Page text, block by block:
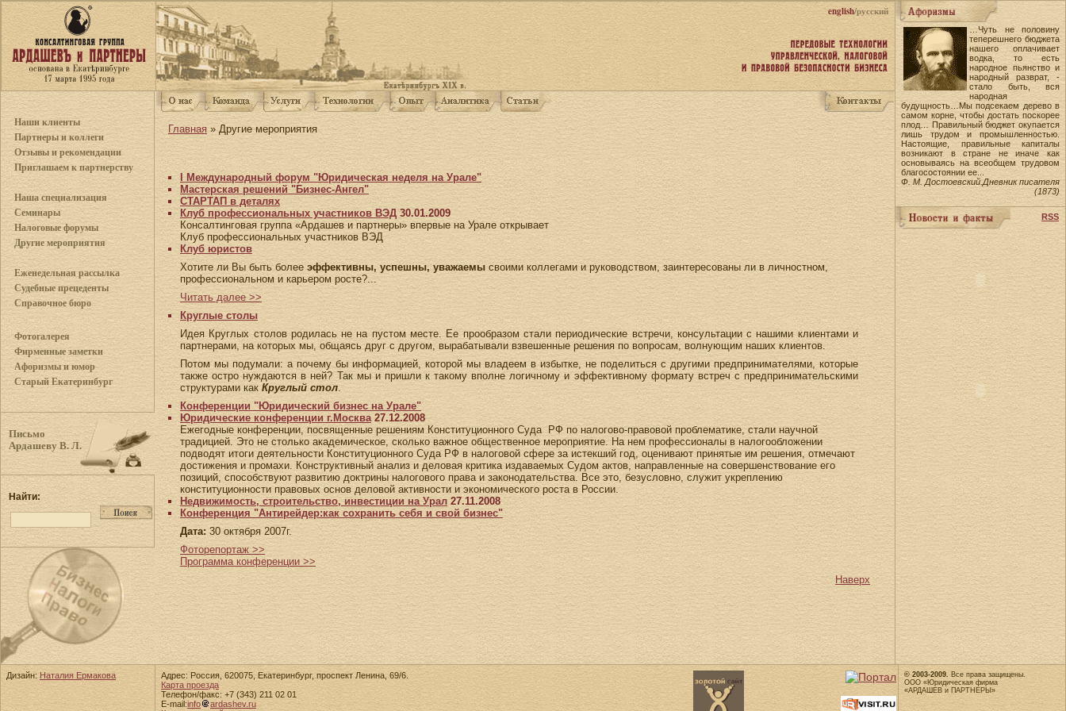
english/русский
Наши клиенты
Партнеры и коллеги
Отзывы и рекомендации
Приглашаем к партнерству
Наша специализация
Семинары
Налоговые форумы
Другие мероприятия
Еженедельная рассылка
Судебные прецеденты
Справочное бюро
Фотогалерея
Фирменные заметки
Афоризмы и юмор
Старый Екатеринбург
Письмо
Ардашеву В. Л.
Найти:
Главная» Другие мероприятия
I Международный форум "Юридическая неделя на Урале"
Мастерская решений "Бизнес-Ангел"
СТАРТАП в деталях
Клуб профессиональных участников ВЭД30.01.2009
Консалтинговая группа «Ардашев и партнеры» впервые на Урале открывает
Клуб профессиональных участников ВЭД
Клуб юристов
Хотите ли Вы быть более эффективны, успешны, уважаемы своими коллегами и руководством, заинтересованы ли в личностном,
профессиональном и карьером росте?...
Читать далее >>
Круглые столы
Идея Круглых столов родилась не на пустом месте. Ее прообразом стали периодические встречи, консультации с нашими клиентами и
партнерами, на которых мы, общаясь друг с другом, вырабатывали взвешенные решения по вопросам, волнующим наших клиентов.
Потом мы подумали: а почему бы информацией, которой мы владеем в избытке, не поделиться с другими предпринимателями, которые
также остро нуждаются в ней? Так мы и пришли к такому вполне логичному и эффективному формату встреч с предпринимательскими
структурами как Круглый стол.
Конференции "Юридический бизнес на Урале"
Юридические конференции г.Москва27.12.2008
Ежегодные конференции, посвященные решениям Конституционного Суда РФ по налогово-правовой проблематике, стали научной
традицией. Это не столько академическое, сколько важное общественное мероприятие. На нем профессионалы в налогообложении
подводят итоги деятельности Конституционного Суда РФ в налоговой сфере за истекший год, оценивают принятые им решения, отмечают
достижения и промахи. Конструктивный анализ и деловая критика издаваемых Судом актов, направленные на совершенствование его
позиций, способствуют развитию доктрины налогового права и законодательства. Все это, безусловно, служит укреплению
конституционности правовых основ деловой активности и экономического роста в России.
Недвижимость, строительство, инвестиции на Урал 27.11.2008
Конференция "Антирейдер:как сохранить себя и свой бизнес"
Дата: 30 октября 2007г.
Фоторепортаж >>
Программа конференции >>
Наверх
…Чуть не половину
теперешнего бюджета
нашего оплачивает
водка, то есть
народное пьянство и
народный разврат, -
стало быть, вся
народная
будущность…Мы подсекаем дерево в
самом корне, чтобы достать поскорее
плод… Правильный бюджет окупается
лишь трудом и промышленностью.
Настоящие, правильные капиталы
возникают в стране не иначе как
основываясь на всеобщем трудовом
благосостоянии ее...
Ф. М. Достоевский.Дневник писателя
(1873)
RSS
Дизайн: Наталия Ермакова
Адрес: Россия, 620075, Екатеринбург, проспект Ленина, 69/6.
Карта проезда
Телефон/факс: +7 (343) 211 02 01
E-mail:info
ardashev.ru
© 2003-2009. Все права защищены.
ООО «Юридическая фирма
«АРДАШЕВ и ПАРТНЕРЫ»